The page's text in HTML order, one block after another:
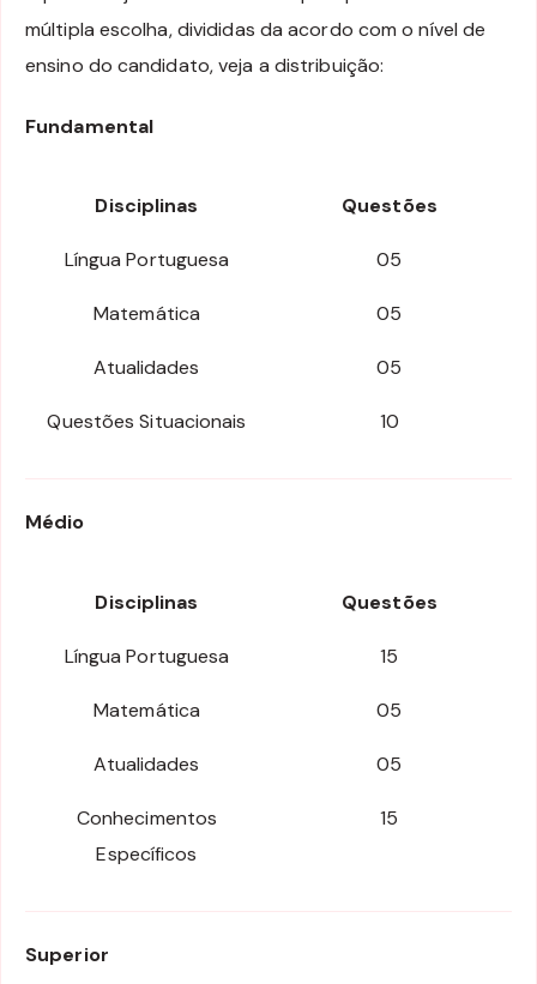
múltipla escolha, divididas da acordo com o nível de
ensino do candidato, veja a distribuição:
Fundamental
Disciplinas Questões
Língua Portuguesa 05
Matemática 05
Atualidades 05
Questões Situacionais 10
Médio
Disciplinas Questões
Língua Portuguesa 15
Matemática 05
Atualidades 05
Conhecimentos
Específicos
15
Superior